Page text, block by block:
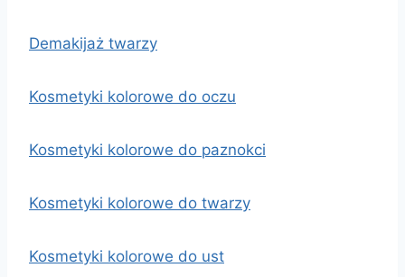
Demakijaż twarzy
Kosmetyki kolorowe do oczu
Kosmetyki kolorowe do paznokci
Kosmetyki kolorowe do twarzy
Kosmetyki kolorowe do ust